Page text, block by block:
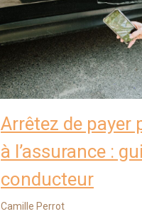
Arrêtez de payer
à l’assurance :
conducteur
Camille Perrot